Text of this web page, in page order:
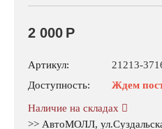
2 000 Р
Артикул:
21213-
Доступность:
Ждем
Наличие на складах
>> АвтоМОЛЛ,